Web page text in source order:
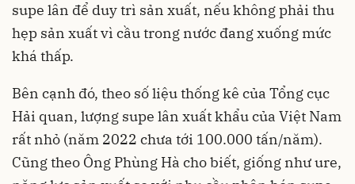
supe lân để duy trì sản xuất, nếu không phải thu
hẹp sản xuất vì cầu trong nước đang xuống mức
khá thấp.
Bên cạnh đó, theo số liệu thống kê của Tổng cục
Hải quan, lượng supe lân xuất khẩu của Việt Nam
rất nhỏ (năm 2022 chưa tới 100.000 tấn/năm).
Cũng theo Ông Phùng Hà cho biết, giống như ure,